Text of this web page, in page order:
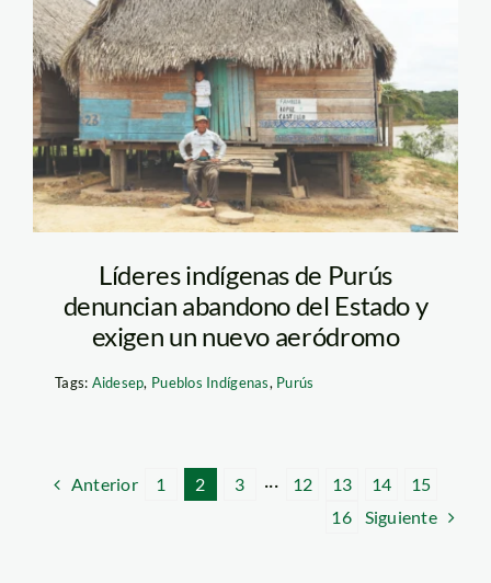
purus – jaime tranca –
spda
Líderes indígenas de Purús
denuncian abandono del Estado y
exigen un nuevo aeródromo
Tags: Aidesep, Pueblos Indígenas, Purús
Anterior 1 2 3 ··· 12 13 14
15
16
Siguiente